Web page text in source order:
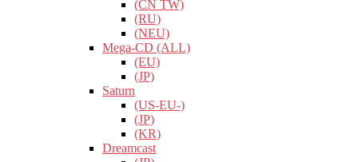
(CN TW)
(RU)
(NEU)
Mega-CD (ALL)
(EU)
(JP)
Saturn
(US-EU-)
(JP)
(KR)
Dreamcast